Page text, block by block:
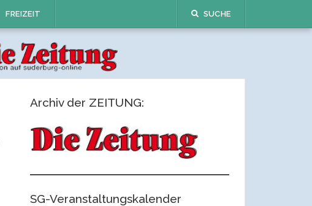
FREIZEIT SUCHE
Archiv der ZEITUNG:
SG-Veranstaltungskalender